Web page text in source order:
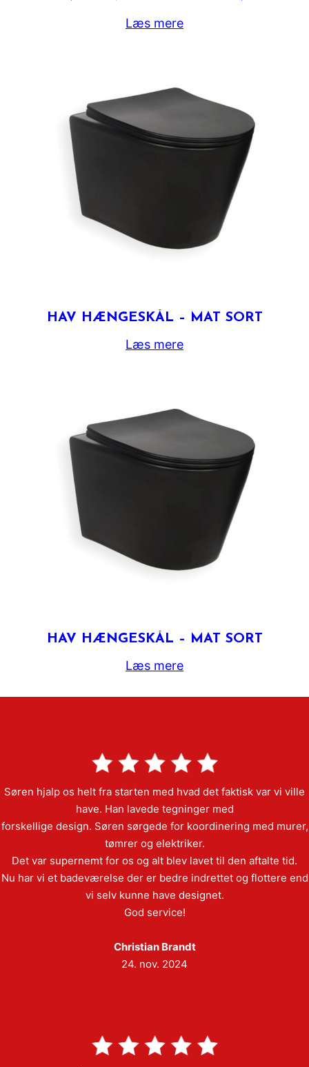
Læs mere
HAV HÆNGESKÅL – MAT SORT
Læs mere
HAV HÆNGESKÅL – MAT SORT
Læs mere
Søren hjalp os helt fra starten med hvad det faktisk var vi ville
have. Han lavede tegninger med
forskellige design. Søren sørgede for koordinering med murer,
tømrer og elektriker.
Det var supernemt for os og alt blev lavet til den aftalte tid.
Nu har vi et badeværelse der er bedre indrettet og flottere end
vi selv kunne have designet.
God service!
Christian Brandt
24. nov. 2024